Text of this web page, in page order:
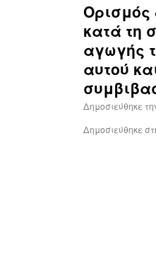
Ορισμός
κατά τη
αγωγής
αυτού
Δημοσιεύθηκε
Δημοσιεύθηκε